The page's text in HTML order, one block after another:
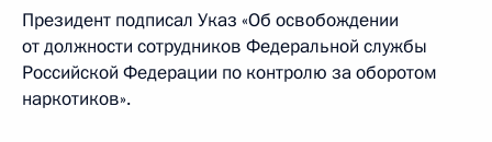
Президент подписал Указ «Об освобождении
от должности сотрудников Федеральной службы
Российской Федерации по контролю за оборотом
наркотиков».